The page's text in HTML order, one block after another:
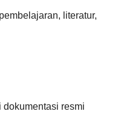
literatur,
resmi